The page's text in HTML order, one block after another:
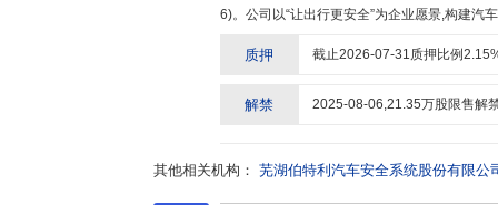
6)。公司以“让出行更安全”为企业愿景,构建汽
高级驾驶辅助系统(ADAS)、电子驻车制动系
汽车方向机股份有限公司,布局转向系统,进一
首家实现ESC量产、中国品牌首家ONE-BOX
质押 截止2026-07-31质押比例2.15
解禁 2025-08-06,21.35万股限售解
其他相关机构： 芜湖伯特利汽车安全系统股份有限公